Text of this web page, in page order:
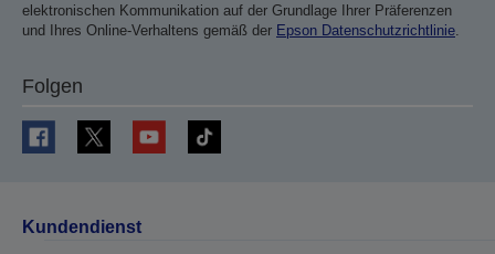
elektronischen Kommunikation auf der Grundlage Ihrer Präferenzen
und Ihres Online-Verhaltens gemäß der Epson Datenschutzrichtlinie.
Folgen
Kundendienst